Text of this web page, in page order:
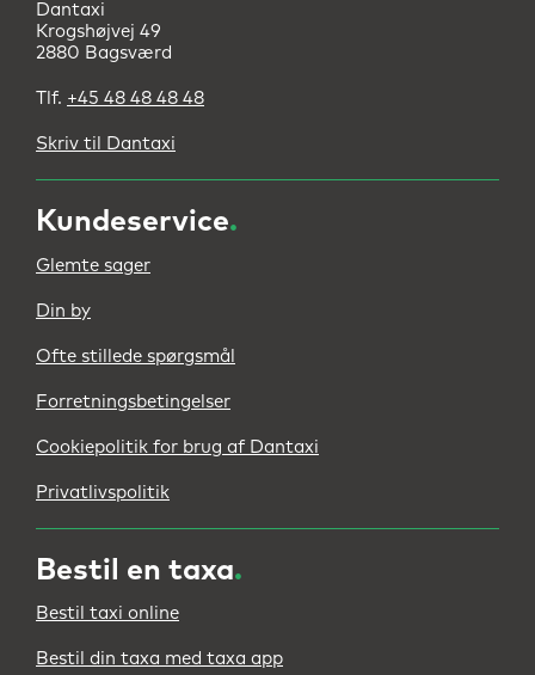
Dantaxi
Krogshøjvej 49
2880 Bagsværd
Tlf. +45 48 48 48 48
Skriv til Dantaxi
Kundeservice.
Glemte sager
Din by
Ofte stillede spørgsmål
Forretningsbetingelser
Cookiepolitik for brug af Dantaxi
Privatlivspolitik
Bestil en taxa.
Bestil taxi online
Bestil din taxa med taxa app